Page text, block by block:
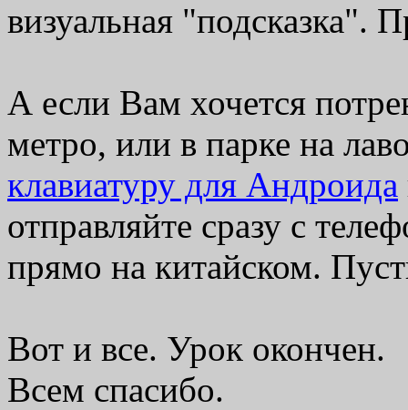
визуальная "подсказка".
А если Вам хочется
метро, или в парке на
клавиатуру для Андроида
отправляйте сразу с
прямо на китайском.
Вот и все. Урок окончен.
Всем спасибо.